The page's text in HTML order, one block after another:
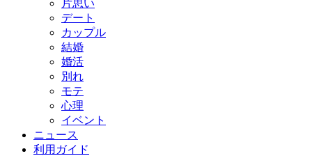
片思い
デート
カップル
結婚
婚活
別れ
モテ
心理
イベント
ニュース
利用ガイド